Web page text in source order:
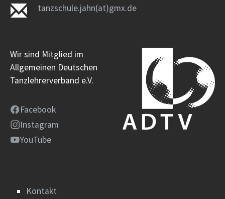
tanzschule.jahn(at)gmx.de
Wir sind Mitglied im
Allgemeinen Deutschen
Tanzlehrerverband e.V.
Facebook
Instagram
YouTube
Kontakt